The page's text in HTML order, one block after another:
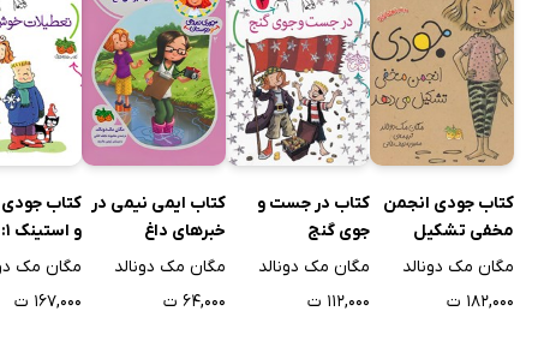
کتاب جودی انجمن
مخفی تشکیل
می‌دهد
مگان مک دونالد
۱۸۲,۰۰۰ ت
کتاب در جست و
جوی گنج
مگان مک دونالد
۱۱۲,۰۰۰ ت
کتاب ایمی نیمی در
خبرهای داغ
مگان مک دونالد
۶۴,۰۰۰ ت
کتاب
و استینک 1:
تعطیلات
مگان مک
۱۶۷,۰۰۰ ت